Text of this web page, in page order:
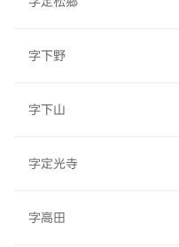
字下野
字下山
字定光寺
字高田